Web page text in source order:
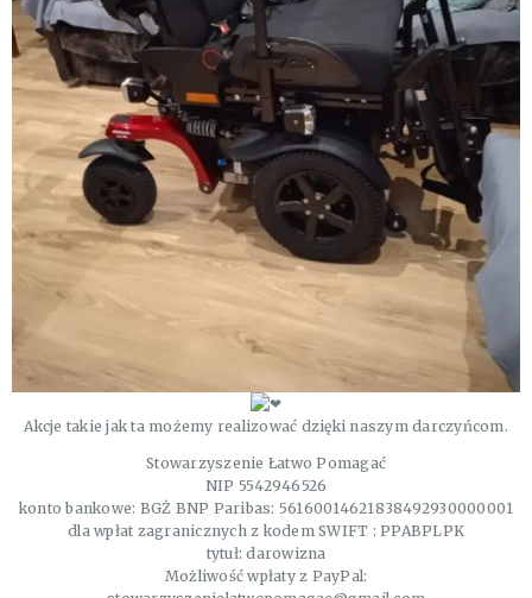
Akcje takie jak ta możemy realizować dzięki naszym darczyńcom.
Stowarzyszenie Łatwo Pomagać
NIP 5542946526
konto bankowe: BGŻ BNP Paribas: 56160014621838492930000001
dla wpłat zagranicznych z kodem SWIFT : PPABPLPK
tytuł: darowizna
Możliwość wpłaty z PayPal: